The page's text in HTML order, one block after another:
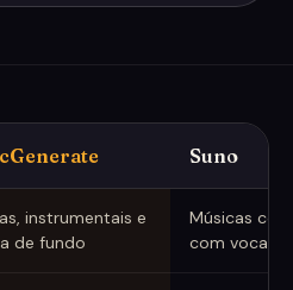
Suno
instrumentais e
de fundo
Músicas
com vocais